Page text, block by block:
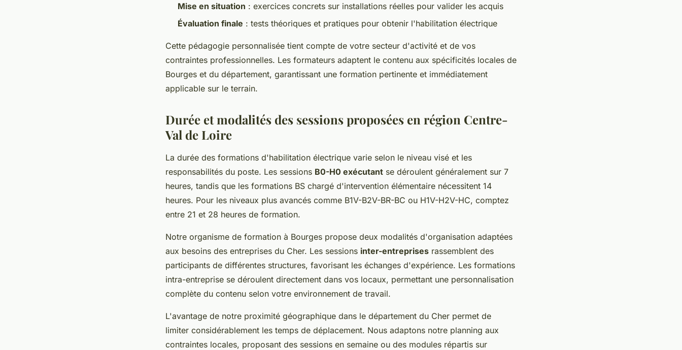
Mise en situation : exercices concrets sur installations réelles pour valider les acquis
Évaluation finale : tests théoriques et pratiques pour obtenir l'habilitation électrique
Cette pédagogie personnalisée tient compte de votre secteur d'activité et de vos
contraintes professionnelles. Les formateurs adaptent le contenu aux spécificités locales de
Bourges et du département, garantissant une formation pertinente et immédiatement
applicable sur le terrain.
Durée et modalités des sessions proposées en région Centre-
Val de Loire
La durée des formations d'habilitation électrique varie selon le niveau visé et les
responsabilités du poste. Les sessions B0-H0 exécutant se déroulent généralement sur 7
heures, tandis que les formations BS chargé d'intervention élémentaire nécessitent 14
heures. Pour les niveaux plus avancés comme B1V-B2V-BR-BC ou H1V-H2V-HC, comptez
entre 21 et 28 heures de formation.
Notre organisme de formation à Bourges propose deux modalités d'organisation adaptées
aux besoins des entreprises du Cher. Les sessions inter-entreprises rassemblent des
participants de différentes structures, favorisant les échanges d'expérience. Les formations
intra-entreprise se déroulent directement dans vos locaux, permettant une personnalisation
complète du contenu selon votre environnement de travail.
L'avantage de notre proximité géographique dans le département du Cher permet de
limiter considérablement les temps de déplacement. Nous adaptons notre planning aux
contraintes locales, proposant des sessions en semaine ou des modules répartis sur